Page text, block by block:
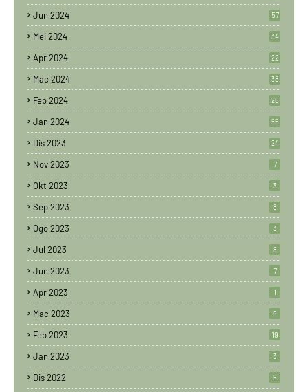
Jun 2024 57
Mei 2024 34
Apr 2024 22
Mac 2024 38
Feb 2024 26
Jan 2024 55
Dis 2023 24
Nov 2023 7
Okt 2023 3
Sep 2023 8
Ogo 2023 3
Jul 2023 8
Jun 2023 7
Apr 2023 1
Mac 2023 9
Feb 2023 19
Jan 2023 3
Dis 2022 6